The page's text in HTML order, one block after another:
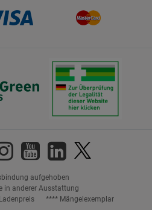
aufgehoben
in anderer Ausstattung
**** Mängelexemplar